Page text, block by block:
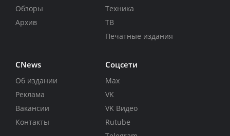
Обзоры
Архив
Техника
ТВ
Печатные издания
CNews
Об издании
Реклама
Вакансии
Контакты
Соцсети
Max
VK
VK Видео
Rutube